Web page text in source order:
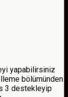
yapabilirsiniz
bölümünden
3 destekleyip